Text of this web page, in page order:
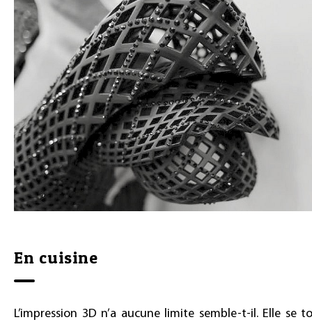
En cuisine
L’impression 3D n’a aucune limite semble-t-il. Elle se